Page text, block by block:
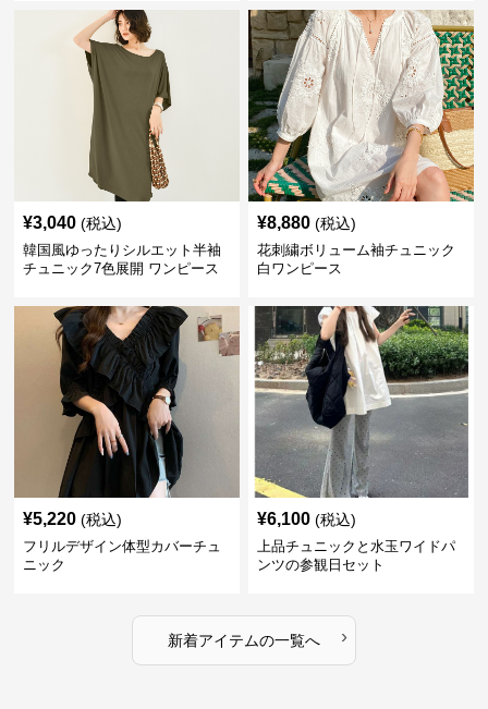
¥3,040 (税込)
韓国風ゆったりシルエット半袖
チュニック7色展開 ワンピース
¥8,880 (税込)
花刺繍ボリューム袖チュニック
白ワンピース
¥5,220 (税込)
フリルデザイン体型カバーチュ
ニック
¥6,100 (税込)
上品チュニックと水玉ワイドパ
ンツの参観日セット
新着アイテムの一覧へ ›